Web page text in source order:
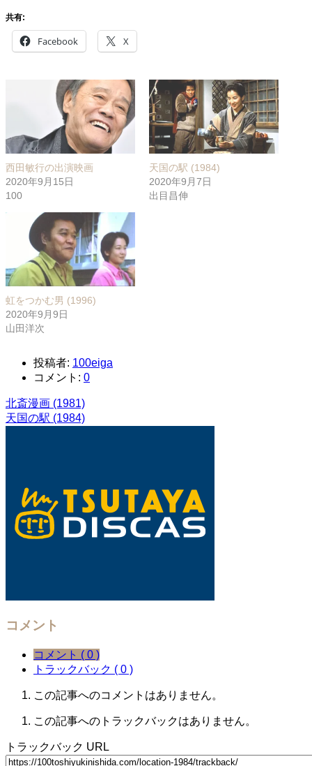
共有:
Facebook X
西田敏行の出演映画
2020年9月15日
100
天国の駅 (1984)
2020年9月7日
出目昌伸
虹をつかむ男 (1996)
2020年9月9日
山田洋次
投稿者: 100eiga
コメント: 0
北斎漫画 (1981)
天国の駅 (1984)
コメント
コメント ( 0 )
トラックバック ( 0 )
この記事へのコメントはありません。
この記事へのトラックバックはありません。
トラックバック URL